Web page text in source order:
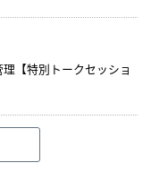
【特別トークセッショ